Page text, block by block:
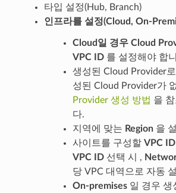
타입 설정(Hub, Branch)
인프라를 설정(Cloud, On-
Cloud일 경우 Cloud
VPC ID를 설정해야 합
생성된 Cloud Provider
성된 Cloud Provider가
Provider 생성 방법 을
다.
지역에 맞는 Region을
사이트를 구성할 VPC ID
VPC ID선택 시 ,
당 VPC 대역으로 자동
On-premises일 경우 생